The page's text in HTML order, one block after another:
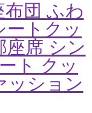
団 ふわ
ートクッ
座席 シン
ト クッ
ッション